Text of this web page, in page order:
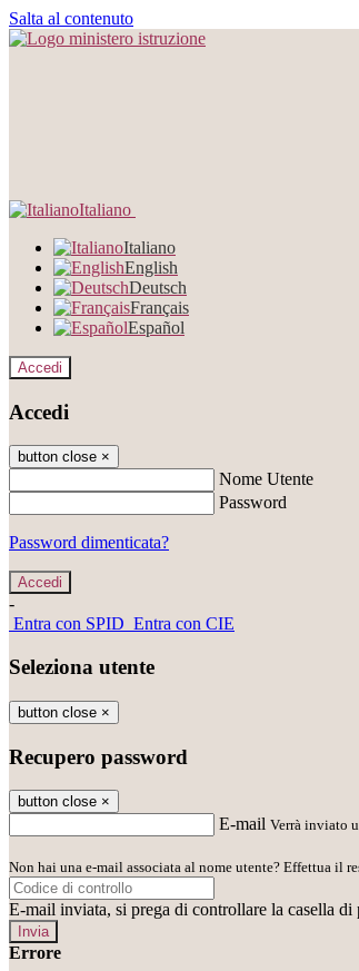
Salta al contenuto
Italiano
Italiano
English
Deutsch
Français
Español
Accedi
Accedi
button close ×
Nome Utente
Password
Password dimenticata?
-
Entra con SPID Entra con CIE
Seleziona utente
button close ×
Recupero password
button close ×
E-mail Verrà inviato
Non hai una e-mail associata al nome utente? Effettua il
E-mail inviata, si prega di controllare la casella di
Errore